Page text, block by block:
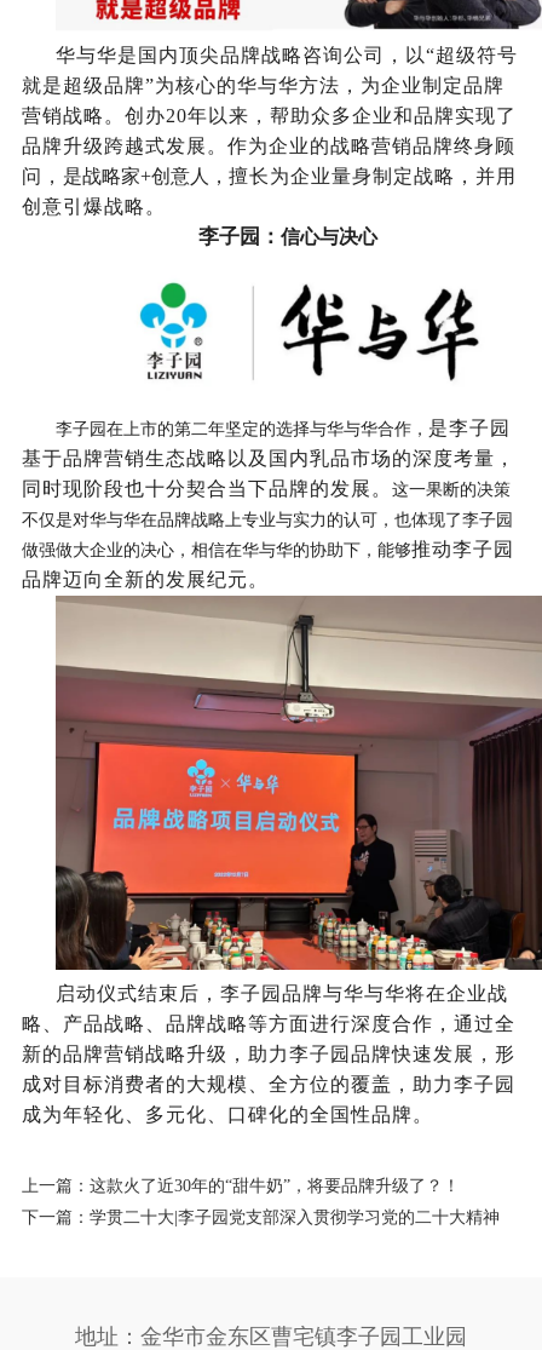
华与华是国内顶尖品牌战略咨询公司，以“超级符号
就是超级品牌”为核心的华与华方法，为企业制定品牌
营销战略。创办20年以来，帮助众多企业和品牌实现了
品牌升级跨越式发展。作为企业的战略营销品牌终身顾
问， 是战略家+创意人， 擅长为企业量身制定战略，并用
创意引爆战略。
李子园： 信心与决心
李子园在上市的第二年坚定的选择与华与华合作， 是李子园
基于品牌营销生态战略以及国内乳品市场的深度考量，
同时现阶段也十分契合当下品牌的发展。 这一果断的决策
不仅是对华与华在品牌战略上专业与实力的认可，也体现了李子园
做强做大企业的决心，相信在华与华的协助下，能够推动李子园
品牌迈向全新的发展纪元。
启动仪式结束后，李子园品牌与华与华将在企业战
略、产品战略、品牌战略等方面进行深度合作，通过全
新的品牌营销战略升级，助力李子园品牌快速发展，形
成对目标消费者的大规模、全方位的覆盖，助力李子园
成为年轻化、多元化、口碑化的全国性品牌。
上一篇： 这款火了近30年的“甜牛奶”，将要品牌升级了？！
下一篇： 学贯二十大|李子园党支部深入贯彻学习党的二十大精神
地址：金华市金东区曹宅镇李子园工业园